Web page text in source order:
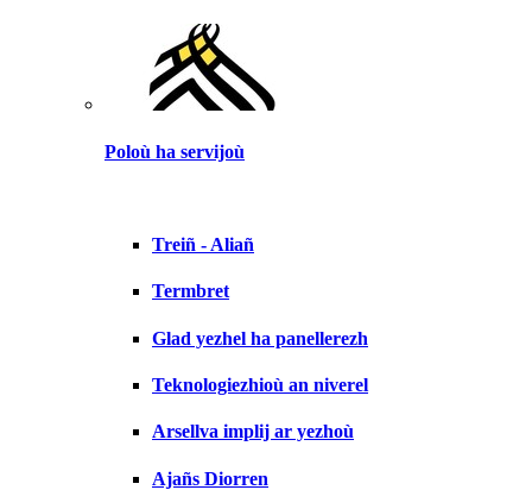
Poloù ha servijoù
Treiñ - Aliañ
Termbret
Glad yezhel ha panellerezh
Teknologiezhioù an niverel
Arsellva implij ar yezhoù
Ajañs Diorren